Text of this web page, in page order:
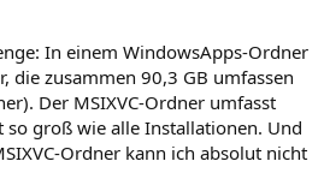
In einem WindowsApps-Ordner
die zusammen 90,3 GB umfassen
Der MSIXVC-Ordner umfasst
so groß wie alle Installationen. Und
Ordner kann ich absolut nicht